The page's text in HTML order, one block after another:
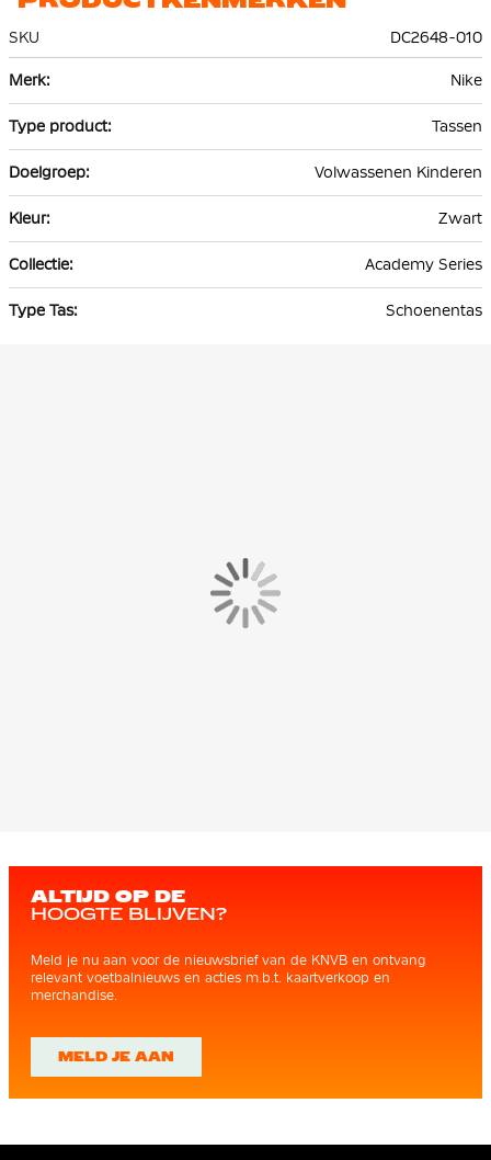
SKU
DC2648-010
informatie
Nike
Tassen
Volwassenen Kinderen
Zwart
Academy Series
Schoenentas
ALTIJD OP DE
HOOGTE BLIJVEN?
Meld je nu aan voor de nieuwsbrief van de KNVB en ontvang
relevant voetbalnieuws en acties m.b.t. kaartverkoop en
merchandise.
MELD JE AAN